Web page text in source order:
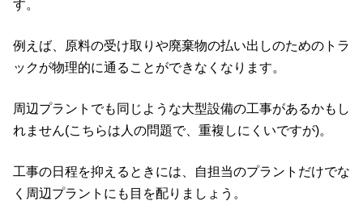
す。
例えば、原料の受け取りや廃棄物の払い出しのためのトラ
ックが物理的に通ることができなくなります。
周辺プラントでも同じような大型設備の工事があるかもし
れません(こちらは人の問題で、重複しにくいですが)。
工事の日程を抑えるときには、自担当のプラントだけでな
く周辺プラントにも目を配りましょう。